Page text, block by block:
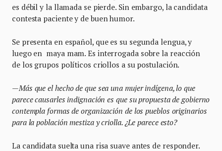
es débil y la llamada se pierde. Sin embargo, la candidata
contesta paciente y de buen humor.
Se presenta en español, que es su segunda lengua, y
luego en maya mam. Es interrogada sobre la reacción
de los grupos políticos criollos a su postulación.
—Más que el hecho de que sea una mujer indígena, lo que
parece causarles indignación es que su propuesta de gobierno
contempla formas de organización de los pueblos originarios
para la población mestiza y criolla. ¿Le parece esto?
La candidata suelta una risa suave antes de responder.